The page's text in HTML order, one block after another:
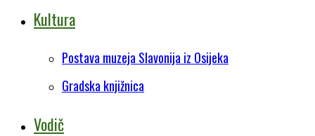
Kultura
Postava muzeja Slavonija iz Osijeka
Gradska knjižnica
Vodič